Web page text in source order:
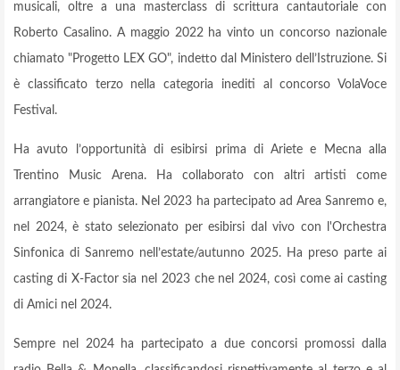
musicali, oltre a una masterclass di scrittura cantautoriale con
Roberto Casalino. A maggio 2022 ha vinto un concorso nazionale
chiamato "Progetto LEX GO", indetto dal Ministero dell’Istruzione. Si
è classificato terzo nella categoria inediti al concorso VolaVoce
Festival.
Ha avuto l’opportunità di esibirsi prima di Ariete e Mecna alla
Trentino Music Arena. Ha collaborato con altri artisti come
arrangiatore e pianista. Nel 2023 ha partecipato ad Area Sanremo e,
nel 2024, è stato selezionato per esibirsi dal vivo con l'Orchestra
Sinfonica di Sanremo nell’estate/autunno 2025. Ha preso parte ai
casting di X-Factor sia nel 2023 che nel 2024, così come ai casting
di Amici nel 2024.
Sempre nel 2024 ha partecipato a due concorsi promossi dalla